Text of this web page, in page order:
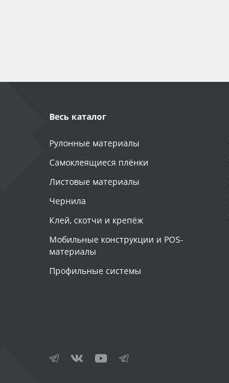
Весь каталог
Рулонные материалы
Самоклеящиеся плёнки
Листовые материалы
Чернила
Клей, скотчи и крепёж
Мобильные конструкции и POS-
материалы
Профильные системы